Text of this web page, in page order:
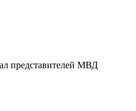
представителей МВД